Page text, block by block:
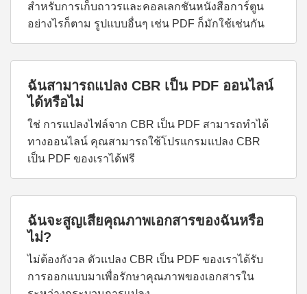
สำหรับการเก็บถาวรและคอลเลกชันหนังสือการ์ตูน
อย่างไรก็ตาม รูปแบบอื่นๆ เช่น PDF ก็มักใช้เช่นกัน
ฉันสามารถแปลง CBR เป็น PDF ออนไลน์
ได้หรือไม่
ใช่ การแปลงไฟล์จาก CBR เป็น PDF สามารถทำได้
ทางออนไลน์ คุณสามารถใช้โปรแกรมแปลง CBR
เป็น PDF ของเราได้ฟรี
ฉันจะสูญเสียคุณภาพเอกสารของฉันหรือ
ไม่?
ไม่ต้องกังวล ตัวแปลง CBR เป็น PDF ของเราได้รับ
การออกแบบมาเพื่อรักษาคุณภาพของเอกสารใน